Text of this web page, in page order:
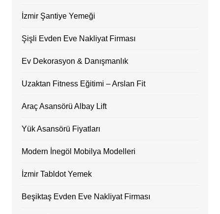
İzmir Şantiye Yemeği
Şişli Evden Eve Nakliyat Firması
Ev Dekorasyon & Danışmanlık
Uzaktan Fitness Eğitimi – Arslan Fit
Araç Asansörü Albay Lift
Yük Asansörü Fiyatları
Modern İnegöl Mobilya Modelleri
İzmir Tabldot Yemek
Beşiktaş Evden Eve Nakliyat Firması